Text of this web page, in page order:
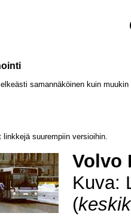
samannäköinen kuin
linkkejä suurempiin versioihin.
Volvo
Kuva:
(